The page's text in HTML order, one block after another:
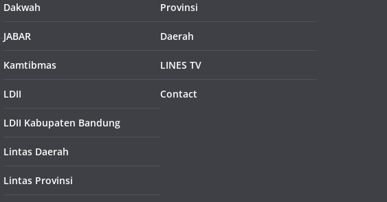
Dakwah
JABAR
Kamtibmas
LDII
LDII Kabupaten Bandung
Lintas Daerah
Lintas Provinsi
Provinsi
Daerah
LINES TV
Contact